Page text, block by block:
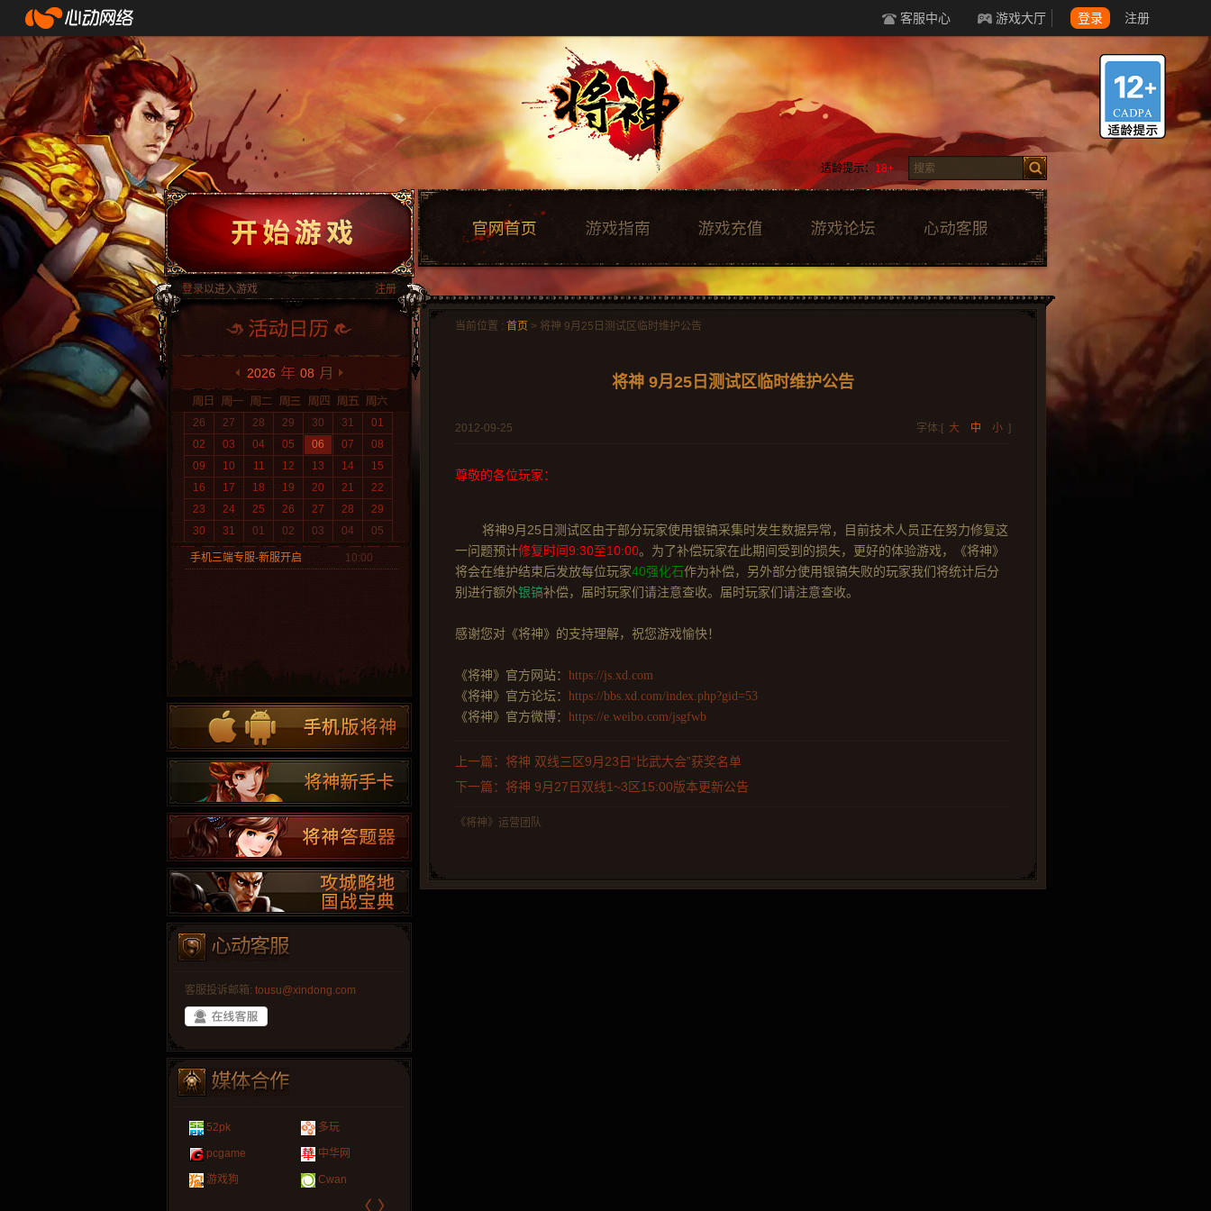
客服中心 游戏大厅 登录 注册
适龄提示： 18+
登录以进入游戏 注册
2026 08
26 27 28 29 30 31
01
02
03 04 05 06 07
08
09
10 11 12 13 14
15
16
17 18 19 20 21
22
23
24 25 26 27 28
29
30
31 01 02 03 04 05
手机三端专服-新服开启 10:00
客服投诉邮箱: tousu@xindong.com
52pk 多玩
pcgame 中华网
游戏狗 Cwan
〈 〉
当前位置 : 首页 > 将神 9月25日测试区临时维护公告
将神 9月25日测试区临时维护公告
2012-09-25 字体:[ 大 中 小 ]
尊敬的各位玩家：
将神9月25日测试区由于部分玩家使用银镐采集时发生数据异常，目前技术人员正在努力修复这
一问题预计修复时间9:30至10:00。为了补偿玩家在此期间受到的损失，更好的体验游戏，《将神》
将会在维护结束后发放每位玩家40强化石作为补偿，另外部分使用银镐失败的玩家我们将统计后分
别进行额外银镐补偿，届时玩家们请注意查收。届时玩家们请注意查收。
感谢您对《将神》的支持理解，祝您游戏愉快！
《将神》官方网站： https://js.xd.com
《将神》官方论坛： https://bbs.xd.com/index.php?gid=53
《将神》官方微博： https://e.weibo.com/jsgfwb
上一篇：将神 双线三区9月23日“比武大会”获奖名单
下一篇：将神 9月27日双线1~3区15:00版本更新公告
《将神》运营团队